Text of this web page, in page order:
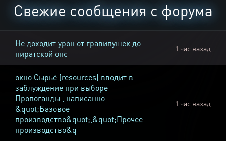
Свежие сообщения с форума
Не доходит урон от гравипушек до
пиратской опс
1 час назад
окно Cырьё (resources) вводит в
заблуждение при выборе
Пропоганды , написанно
&quot;Базовое
производство&quot;,&quot;Прочее
производство&q
1 час назад